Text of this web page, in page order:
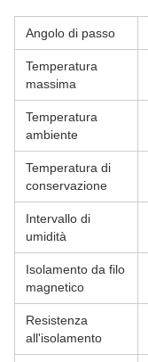
Angolo di passo
Temperatura
massima
Temperatura
ambiente
Temperatura di
conservazione
Intervallo di
umidità
Isolamento da filo
magnetico
Resistenza
all'isolamento